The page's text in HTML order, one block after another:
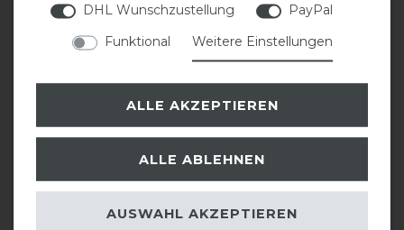
DHL Wunschzustellung
PayPal
Funktional
Weitere Einstellungen
ALLE AKZEPTIEREN
ALLE ABLEHNEN
AUSWAHL AKZEPTIEREN